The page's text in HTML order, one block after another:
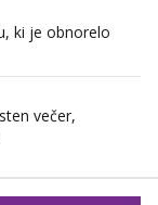
ki je obnorelo
večer,